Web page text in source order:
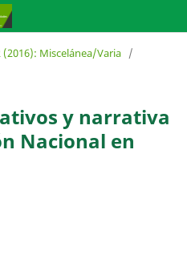
Miscelánea/Varia /
y narrativa
Nacional en